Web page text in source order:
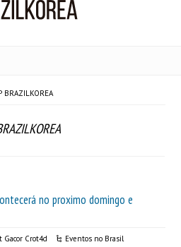
BRAZILKOREA
no proximo domingo e
Gacor Crot4d Eventos no Brasil